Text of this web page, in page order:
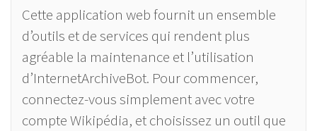
Cette application web fournit un ensemble
d’outils et de services qui rendent plus
agréable la maintenance et l’utilisation
d’InternetArchiveBot. Pour commencer,
connectez-vous simplement avec votre
compte Wikipédia, et choisissez un outil que